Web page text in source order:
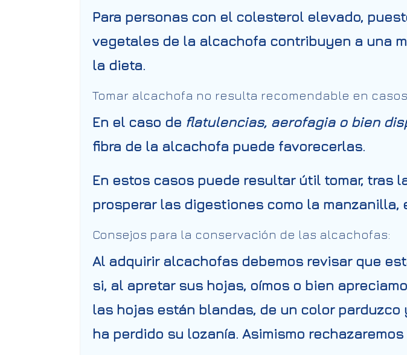
Para personas con el colesterol elevado,
vegetales de la alcachofa contribuyen a una
la dieta.
Tomar alcachofa no resulta recomendable en
En el caso de flatulencias, aerofagia o bien
fibra de la alcachofa puede favorecerlas.
En estos casos puede resultar útil tomar, tras
prosperar las digestiones como la
Consejos para la conservación de las alcachofas:
Al adquirir alcachofas debemos revisar que
si, al apretar sus hojas, oímos o bien
las hojas están blandas, de un color
ha perdido su lozanía. Asimismo